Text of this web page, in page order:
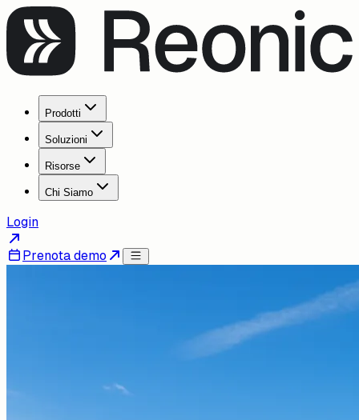
Prodotti
Soluzioni
Risorse
Chi Siamo
Login
Prenota demo